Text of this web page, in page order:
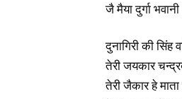
जै मैया दुर्गा
दुनागिरी की सिंह
तेरी जयकार
तेरी जैकार हे